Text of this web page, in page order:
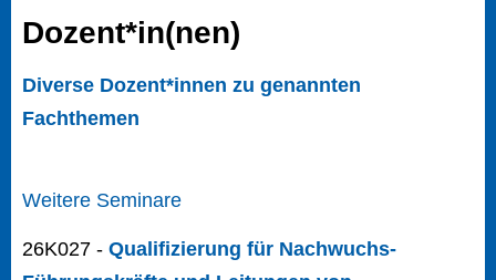
Dozent*in(nen)
Diverse Dozent*innen zu genannten
Fachthemen
Weitere Seminare
26K027 - Qualifizierung für Nachwuchs-